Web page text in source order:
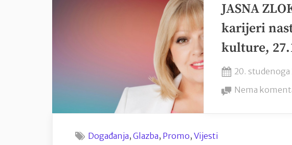
10
za
JASNA
karijeri
kulture,
Posted
on
20. studenoga
Nema
Događanja,Glazba, Promo,Vijesti